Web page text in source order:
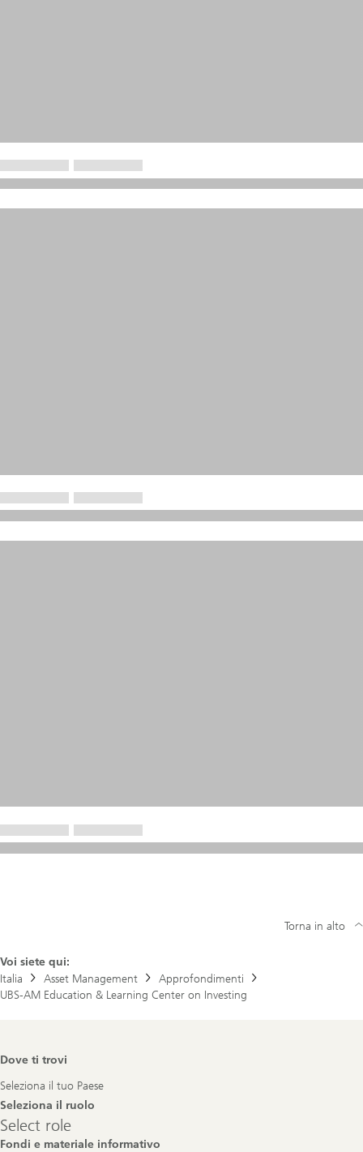
Voi siete qui:
Italia
Asset Management
Approfondimenti
UBS-AM Education & Learning Center on Investing
Torna in alto
Footer
Dove ti trovi
Seleziona il tuo Paese
Seleziona il ruolo
Select
role
Select role
Fondi e materiale informativo